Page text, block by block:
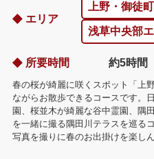
エリア
上野・御徒
浅草中央部
所要時間 約5時間
春の桜が綺麗に咲くスポット「上
ながらお散歩できるコースです。
園、桜並木が綺麗な谷中霊園、隅
を一緒に撮る隅田川テラスを巡る
写真を撮りに春のお出掛けを楽し